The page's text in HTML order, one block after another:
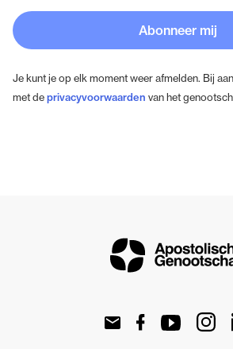
Abonneer mij
Je kunt je op elk moment weer afmelden. Bij
met deprivacyvoorwaarden van het